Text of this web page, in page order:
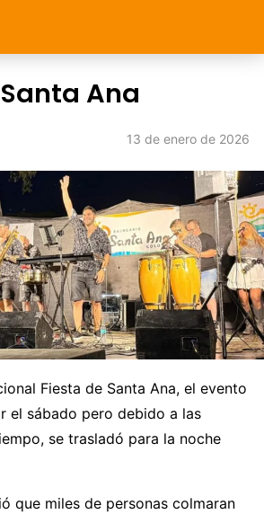
Ana
13 de enero de 2026
Fiesta de Santa Ana, el evento
el sábado pero debido a las
se trasladó para la noche
que miles de personas colmaran